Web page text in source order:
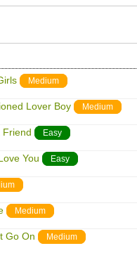
Medium
Lover Boy Medium
Friend Easy
You Easy
Medium
Go On Medium